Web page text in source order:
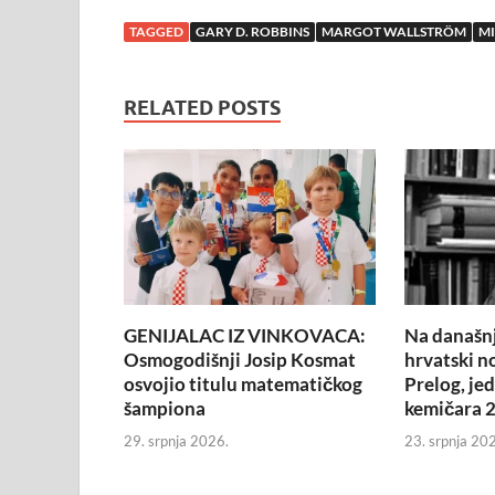
TAGGED GARY D. ROBBINS MARGOT WALLSTRÖM
RELATED POSTS
GENIJALAC IZ VINKOVACA:
Osmogodišnji Josip Kosmat
osvojio titulu matematičkog
šampiona
29. srpnja 2026.
Na
hrvatski
Prelog,
kemičara
23. srpnja